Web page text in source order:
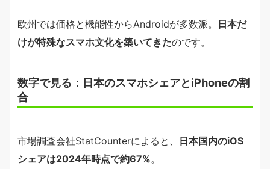
欧州では価格と機能性からAndroidが多数派。 日本だ
けが特殊なスマホ文化を築いてきたのです。
数字で見る：日本のスマホシェアとiPhoneの割
合
市場調査会社StatCounterによると、 日本国内のiOS
シェアは2024年時点で約67%。